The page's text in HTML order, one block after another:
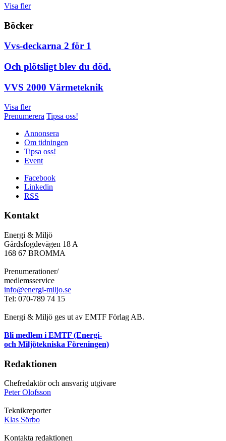
Visa fler
Böcker
Vvs-deckarna 2 för 1
Och plötsligt blev du död.
VVS 2000 Värmeteknik
Visa fler
Prenumerera Tipsa oss!
Annonsera
Om tidningen
Tipsa oss!
Event
Facebook
Linkedin
RSS
Kontakt
Energi & Miljö
Gårdsfogdevägen 18 A
168 67 BROMMA
Prenumerationer/
medlemsservice
info@energi-miljo.se
Tel: 070-789 74 15
Energi & Miljö ges ut av EMTF Förlag AB.
Bli medlem i EMTF (Energi-
och Miljötekniska Föreningen)
Redaktionen
Chefredaktör och ansvarig utgivare
Peter Olofsson
Teknikreporter
Klas Sörbo
Kontakta redaktionen